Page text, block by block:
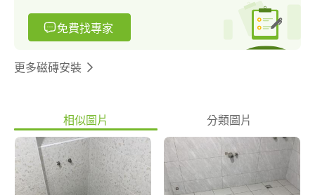
免費找專家
更多磁磚安裝
相似圖片 分類圖片